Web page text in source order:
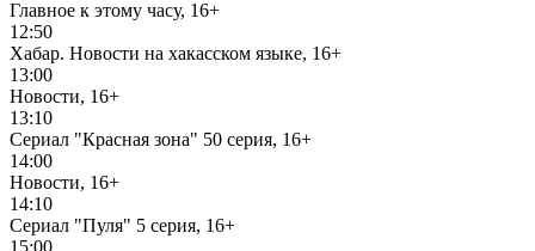
Главное к этому часу, 16+
12:50
Хабар. Новости на хакасском языке, 16+
13:00
Новости, 16+
13:10
Сериал "Красная зона" 50 серия, 16+
14:00
Новости, 16+
14:10
Сериал "Пуля" 5 серия, 16+
15:00